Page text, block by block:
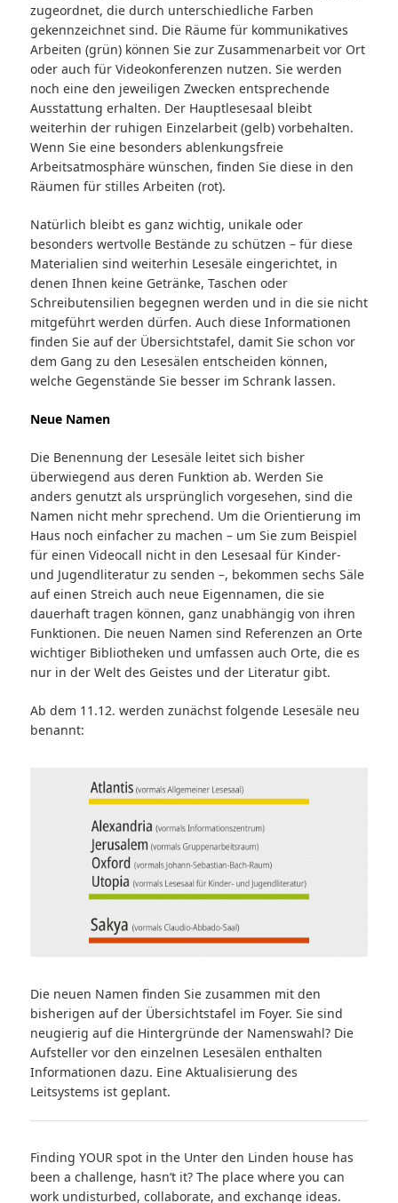
zugeordnet, die durch unterschiedliche Farben
gekennzeichnet sind. Die Räume für kommunikatives
Arbeiten (grün) können Sie zur Zusammenarbeit vor Ort
oder auch für Videokonferenzen nutzen. Sie werden
noch eine den jeweiligen Zwecken entsprechende
Ausstattung erhalten. Der Hauptlesesaal bleibt
weiterhin der ruhigen Einzelarbeit (gelb) vorbehalten.
Wenn Sie eine besonders ablenkungsfreie
Arbeitsatmosphäre wünschen, finden Sie diese in den
Räumen für stilles Arbeiten (rot).
Natürlich bleibt es ganz wichtig, unikale oder
besonders wertvolle Bestände zu schützen – für diese
Materialien sind weiterhin Lesesäle eingerichtet, in
denen Ihnen keine Getränke, Taschen oder
Schreibutensilien begegnen werden und in die sie nicht
mitgeführt werden dürfen. Auch diese Informationen
finden Sie auf der Übersichtstafel, damit Sie schon vor
dem Gang zu den Lesesälen entscheiden können,
welche Gegenstände Sie besser im Schrank lassen.
Neue Namen
Die Benennung der Lesesäle leitet sich bisher
überwiegend aus deren Funktion ab. Werden Sie
anders genutzt als ursprünglich vorgesehen, sind die
Namen nicht mehr sprechend. Um die Orientierung im
Haus noch einfacher zu machen – um Sie zum Beispiel
für einen Videocall nicht in den Lesesaal für Kinder-
und Jugendliteratur zu senden –, bekommen sechs Säle
auf einen Streich auch neue Eigennamen, die sie
dauerhaft tragen können, ganz unabhängig von ihren
Funktionen. Die neuen Namen sind Referenzen an Orte
wichtiger Bibliotheken und umfassen auch Orte, die es
nur in der Welt des Geistes und der Literatur gibt.
Ab dem 11.12. werden zunächst folgende Lesesäle neu
benannt:
Die neuen Namen finden Sie zusammen mit den
bisherigen auf der Übersichtstafel im Foyer. Sie sind
neugierig auf die Hintergründe der Namenswahl? Die
Aufsteller vor den einzelnen Lesesälen enthalten
Informationen dazu. Eine Aktualisierung des
Leitsystems ist geplant.
Finding YOUR spot in the Unter den Linden house has
been a challenge, hasn’t it? The place where you can
work undisturbed, collaborate, and exchange ideas.